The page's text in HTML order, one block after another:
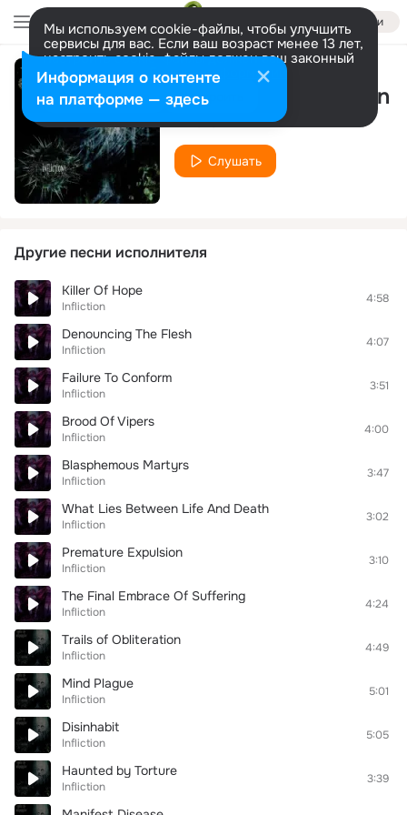
Войти
Мы используем cookie-файлы, чтобы улучшить
сервисы для вас. Если ваш возраст менее 13 лет,
настроить cookie-файлы должен ваш законный
представитель. Больше информации
Разрешить все Настроить
Sadistic Evisceration
Infliction
Слушать
Другие песни исполнителя
Killer Of Hope
Infliction
4:58
Denouncing The Flesh
Infliction
4:07
Failure To Conform
Infliction
3:51
Brood Of Vipers
Infliction
4:00
Blasphemous Martyrs
Infliction
3:47
What Lies Between Life And Death
Infliction
3:02
Premature Expulsion
Infliction
3:10
The Final Embrace Of Suffering
Infliction
4:24
Trails of Obliteration
Infliction
4:49
Mind Plague
Infliction
5:01
Disinhabit
Infliction
5:05
Haunted by Torture
Infliction
3:39
Информация о контенте
на платформе — здесь